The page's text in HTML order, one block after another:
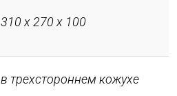
310 х 270 х 100
в трехстороннем кожухе